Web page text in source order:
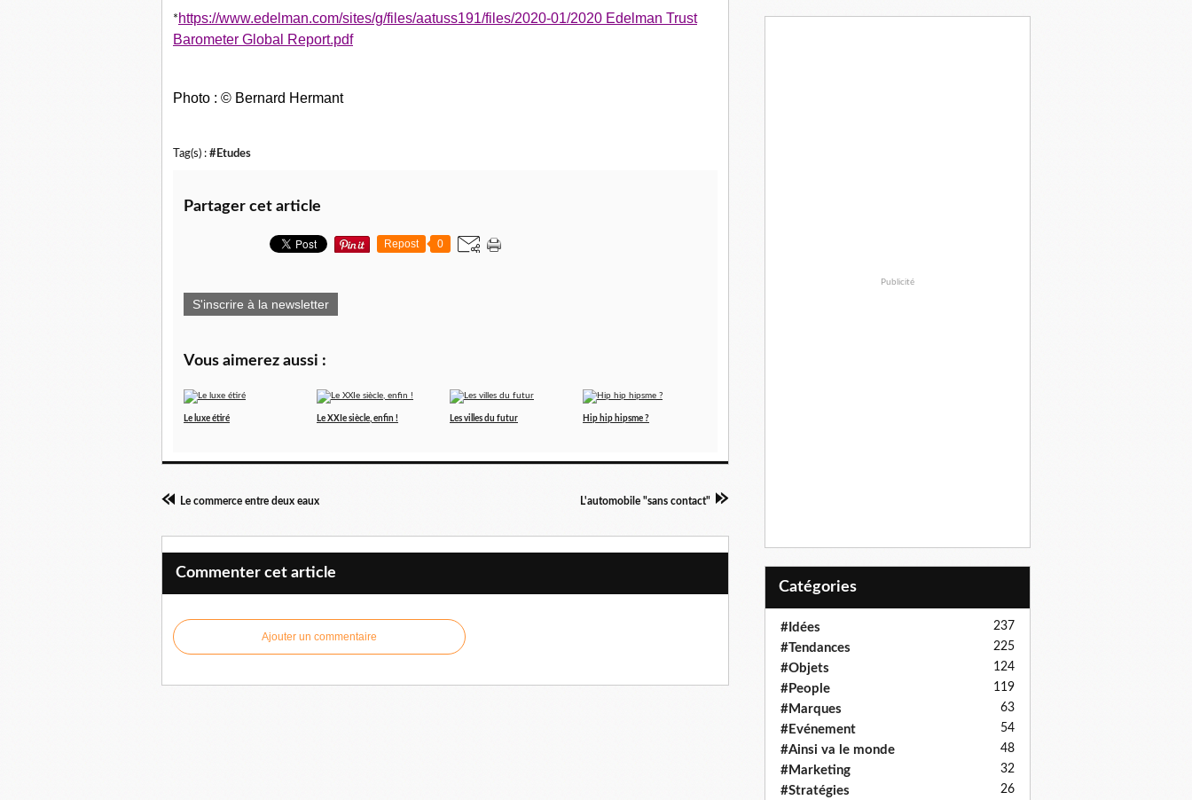
* https://www.edelman.com/sites/g/files/aatuss191/files/2020-01/2020 Edelman Trust
Barometer Global Report.pdf
Photo : © Bernard Hermant
Tag(s) : #Etudes
Partager cet article
Repost 0
S'inscrire à la newsletter
Vous aimerez aussi :
Le luxe étiré Le XXIe siècle, enfin ! Les villes du futur Hip hip hipsme ?
Le commerce entre deux eaux L'automobile "sans contact"
Commenter cet article
Ajouter un commentaire
Publicité
Catégories
#Idées 237
#Tendances 225
#Objets 124
#People 119
#Marques 63
#Evénement 54
#Ainsi va le monde 48
#Marketing 32
#Stratégies 26